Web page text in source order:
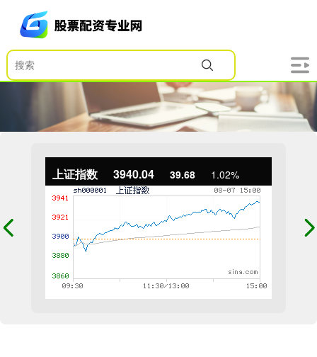
上证指数 3940.04 39.68 1.02%